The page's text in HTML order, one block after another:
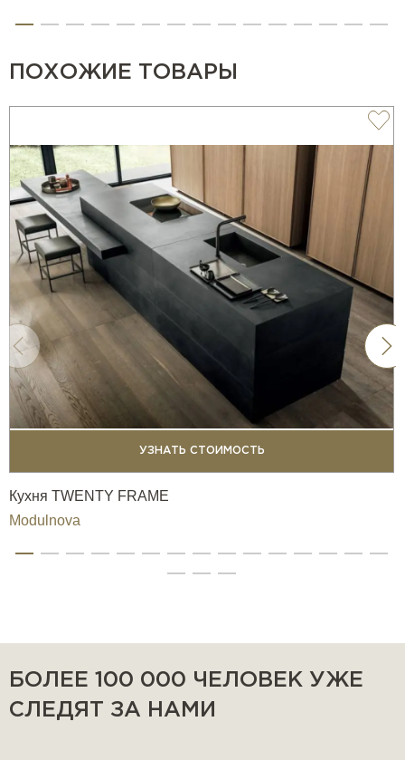
ПОХОЖИЕ ТОВАРЫ
УЗНАТЬ СТОИМОСТЬ
Кухня TWENTY FRAME
Modulnova
БОЛЕЕ 100 000 ЧЕЛОВЕК УЖЕ
СЛЕДЯТ ЗА НАМИ